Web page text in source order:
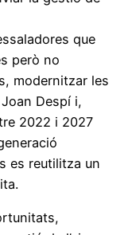
que
però no
modernitzar les
Despí i,
2022 i 2027
es reutilitza un